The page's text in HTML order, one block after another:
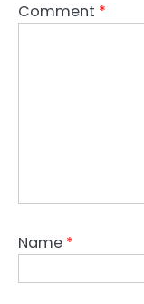
Comment *
Name *